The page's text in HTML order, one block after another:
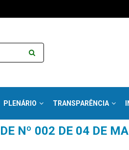
PLENÁRIO TRANSPARÊNCIA
Nº 002 DE 04 DE